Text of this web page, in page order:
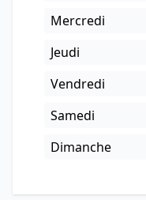
Mercredi
Jeudi
Vendredi
Samedi
Dimanche